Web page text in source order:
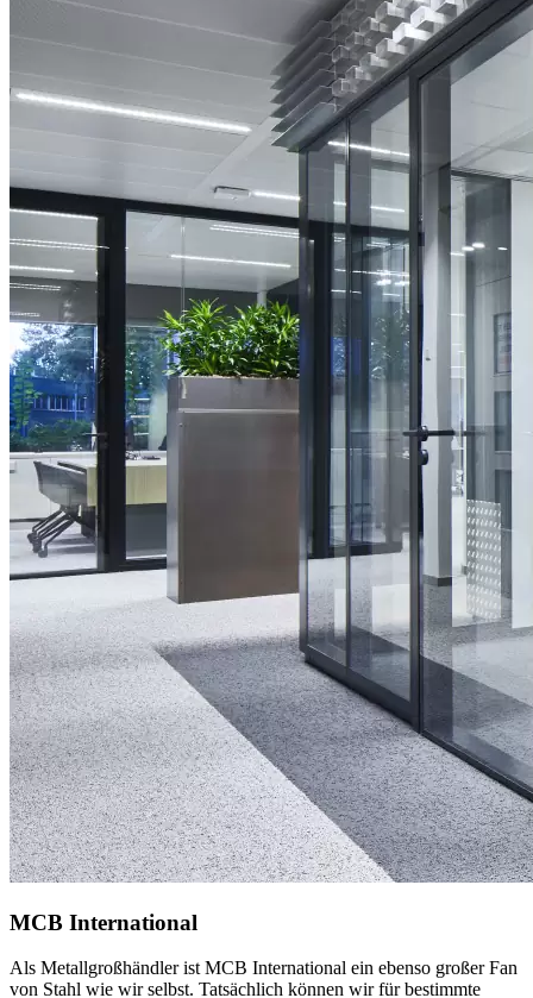
MCB International
Als Metallgroßhändler ist MCB International ein ebenso großer Fan
von Stahl wie wir selbst. Tatsächlich können wir für bestimmte